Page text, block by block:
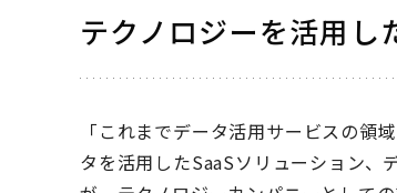
テクノロジーを活用し
「これまでデータ活用サービスの領
タを活用したSaaSソリューション、